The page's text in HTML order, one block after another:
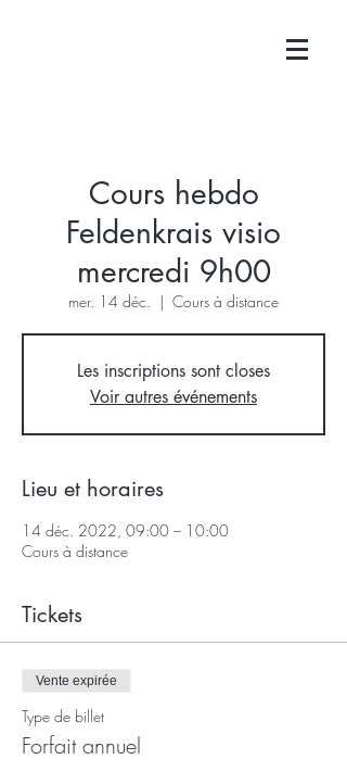
Cours hebdo
Feldenkrais visio
mercredi 9h00
mer. 14 déc.
  |
Cours à distance
Les inscriptions sont closes
Voir autres événements
Lieu et horaires
14 déc. 2022, 09:00 – 10:00
Cours à distance
Tickets
Vente expirée
Type de billet
Forfait annuel